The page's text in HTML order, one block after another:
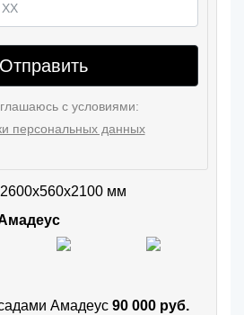
Отправить
с условиями:
персональных данных
мм
Амадеус 90 000 руб.